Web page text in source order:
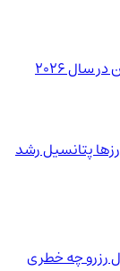
2026
پتانسیل رشد
رزرو چه خطری